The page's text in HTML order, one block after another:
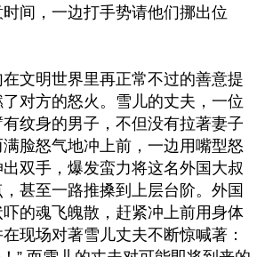
间，一边打手势请他们挪出位
文明世界里再正常不过的善意提
对方的怒火。雪儿的丈夫，一位
纹身的男子，不但没有拉著妻子
脸怒气地冲上前，一边用嘴型怒
双手，爆发蛮力将这名外国大叔
甚至一路推搡到上层台阶。外国
的魂飞魄散，赶紧冲上前用身体
现场对著雪儿丈夫不断惊喊著：